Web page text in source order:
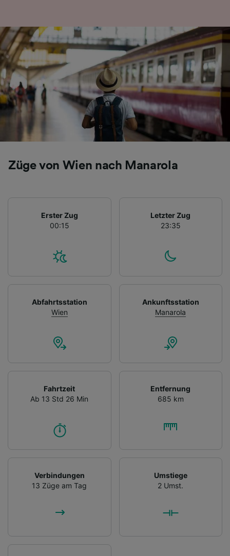
Züge von Wien nach Manarola
Erster Zug
00:15
Letzter Zug
23:35
Abfahrtsstation
Wien
Ankunftsstation
Manarola
Fahrtzeit
Ab 13 Std 26 Min
Entfernung
685 km
Verbindungen
13 Züge am Tag
Umstiege
2 Umst.
Endgeräteeigenschaften zur Identifikation
aktiv abfragen. Speichern von oder Zugriff auf
Informationen auf einem Endgerät.
Personalisierte Werbung und Inhalte, Messung
von Werbeleistung und der Performance von
Inhalten, Zielgruppenforschung sowie
Entwicklung und Verbesserung von
Angeboten.
Liste der Partner (Lieferanten)